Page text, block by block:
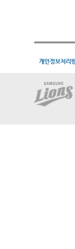
개인정보처리